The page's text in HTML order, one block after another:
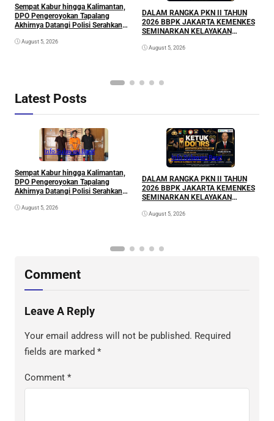
Sempat Kabur hingga Kalimantan,
DPO Pengeroyokan Tapalang
Akhirnya Datangi Polisi Serahkan
August 5, 2026
DALAM RANGKA PKN II TAHUN
2026 BBPK JAKARTA KEMENKES
SEMINARKAN KELAYAKAN
PERUBAHAN KETUK DOORS
August 5, 2026
Latest Posts
Info Sulawesi Barat
Sempat Kabur hingga Kalimantan,
DPO Pengeroyokan Tapalang
Akhirnya Datangi Polisi Serahkan
August 5, 2026
Info Sulawesi Barat
DALAM RANGKA PKN II TAHUN
2026 BBPK JAKARTA KEMENKES
SEMINARKAN KELAYAKAN
PERUBAHAN KETUK DOORS
August 5, 2026
Comment
Leave A Reply
Your email address will not be published. Required
fields are marked *
Comment *